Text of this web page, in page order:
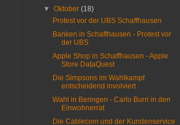
▼Oktober(18)
Protest vor der UBS Schaffhausen
Banken in Schaffhausen - Protest vor
der UBS
Apple Shop in Schaffhausen - Apple
Store DataQuest
Die Simpsons im Wahlkampf
entscheidend involviert
Wahl in Beringen - Carlo Burri in den
Einwohnerrat
Die Cablecom und der Kundenservice